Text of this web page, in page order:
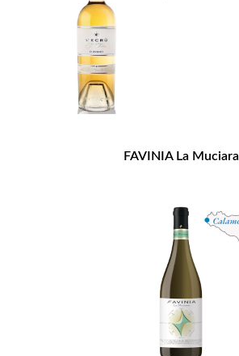
FAVINIA La Muciara